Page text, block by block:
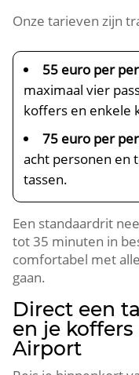
Onze tarieven zijn
55 euro per
maximaal vier
koffers en enkele
75 euro per
acht personen en
tassen.
Een standaardrit
tot 35 minuten in
comfortabel met
gaan.
Direct een
en je
Airport